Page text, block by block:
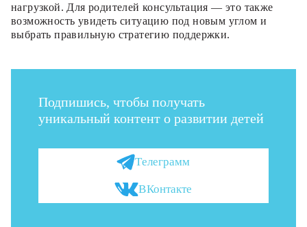
нагрузкой. Для родителей консультация — это также
возможность увидеть ситуацию под новым углом и
выбрать правильную стратегию поддержки.
Подпишись, чтобы получать
уникальный контент о развитии детей
Телеграмм
ВКонтакте